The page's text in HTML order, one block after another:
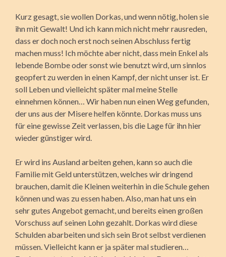
Kurz gesagt, sie wollen Dorkas, und wenn nötig, holen sie
ihn mit Gewalt! Und ich kann mich nicht mehr rausreden,
dass er doch noch erst noch seinen Abschluss fertig
machen muss! Ich möchte aber nicht, dass mein Enkel als
lebende Bombe oder sonst wie benutzt wird, um sinnlos
geopfert zu werden in einen Kampf, der nicht unser ist. Er
soll Leben und vielleicht später mal meine Stelle
einnehmen können… Wir haben nun einen Weg gefunden,
der uns aus der Misere helfen könnte. Dorkas muss uns
für eine gewisse Zeit verlassen, bis die Lage für ihn hier
wieder günstiger wird.
Er wird ins Ausland arbeiten gehen, kann so auch die
Familie mit Geld unterstützen, welches wir dringend
brauchen, damit die Kleinen weiterhin in die Schule gehen
können und was zu essen haben. Also, man hat uns ein
sehr gutes Angebot gemacht, und bereits einen großen
Vorschuss auf seinen Lohn gezahlt. Dorkas wird diese
Schulden abarbeiten und sich sein Brot selbst verdienen
müssen. Vielleicht kann er ja später mal studieren…